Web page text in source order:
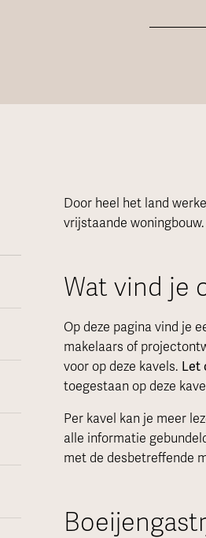
Door heel het land
vrijstaande
Wat vind je
Op deze pagina vind je
makelaars of
voor op deze kavels. Let
toegestaan op deze
Per kavel kan je meer
alle informatie
met de desbetreffende